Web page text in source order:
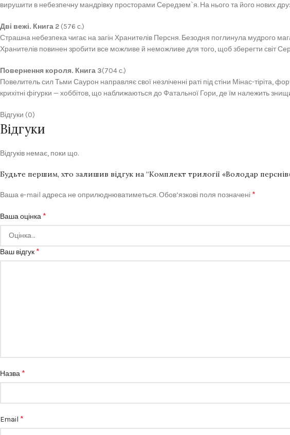
вирушити в небезпечну мандрівку просторами Середзем`я. На нього та його нових
Дві вежі. Книга 2 (576 с.)
Страшна небезпека чигає на загін Хранителів Персня. Безодня поглинула мудрого
Хранителів повинен зробити все можливе й неможливе для того, щоб зберегти світ
Повернення короля. Книга 3(704 с.)
Повелитель сил Тьми Саурон направляє свої незліченні раті під стіни Мінас-тіріта,
крихітні фігурки — хоббітов, що наближаються до Фатальної Гори, де їм належить
Відгуки (0)
Відгуки
Відгуків немає, поки що.
Будьте першим, хто залишив відгук на “Комплект трилогії «Володар
Ваша e-mail адреса не оприлюднюватиметься.Обов’язкові поля позначені *
Ваша оцінка *
Ваш відгук *
Назва *
Email *